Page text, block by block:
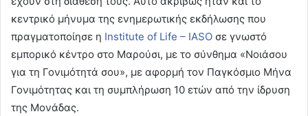
κεντρικό μήνυμα της ενημερωτικής εκδήλωσης που
πραγματοποίησε η Institute of Life – IASO σε γνωστό
εμπορικό κέντρο στο Μαρούσι, με το σύνθημα «Νοιάσου
για τη Γονιμότητά σου», με αφορμή τον Παγκόσμιο Μήνα
Γονιμότητας και τη συμπλήρωση 10 ετών από την ίδρυση
της Μονάδας.